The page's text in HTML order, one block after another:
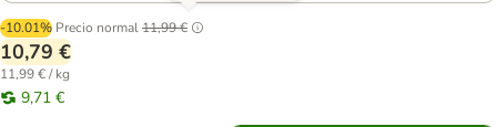
-10.01% Precio normal11,99 €
10,79 €
11,99 € / kg
9,71 €